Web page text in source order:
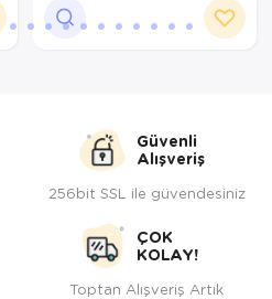
Güvenli
Alışveriş
256bit SSL ile güvendesiniz
ÇOK
KOLAY!
Toptan Alışveriş Artık